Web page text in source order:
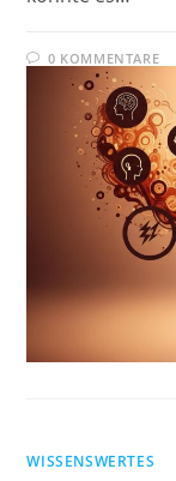
0 KOMMENTARE
WISSENSWERTES